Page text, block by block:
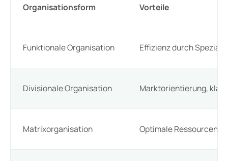
Organisationsform Vorteile
Funktionale Organisation Effizienz durch
Divisionale Organisation Marktorientierung,
Matrixorganisation Optimale